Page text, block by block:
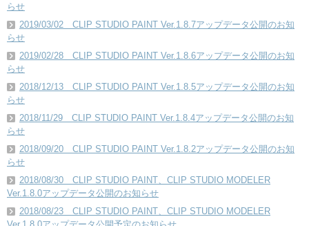
らせ
2019/03/02 CLIP STUDIO PAINT Ver.1.8.7アップデータ公開のお知
らせ
2019/02/28 CLIP STUDIO PAINT Ver.1.8.6アップデータ公開のお知
らせ
2018/12/13 CLIP STUDIO PAINT Ver.1.8.5アップデータ公開のお知
らせ
2018/11/29 CLIP STUDIO PAINT Ver.1.8.4アップデータ公開のお知
らせ
2018/09/20 CLIP STUDIO PAINT Ver.1.8.2アップデータ公開のお知
らせ
2018/08/30 CLIP STUDIO PAINT、CLIP STUDIO MODELER
Ver.1.8.0アップデータ公開のお知らせ
2018/08/23 CLIP STUDIO PAINT、CLIP STUDIO MODELER